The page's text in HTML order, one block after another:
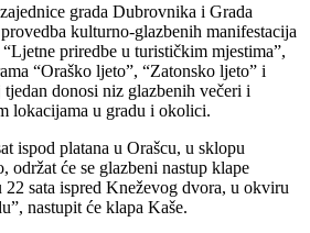
grada Dubrovnika i Grada
kulturno-glazbenih manifestacija
priredbe u turističkim mjestima”,
“Oraško ljeto”, “Zatonsko ljeto” i
donosi niz glazbenih večeri i
lokacijama u gradu i okolici.
ispod platana u Orašcu, u sklopu
održat će se glazbeni nastup klape
22 sata ispred Kneževog dvora, u okviru
nastupit će klapa Kaše.